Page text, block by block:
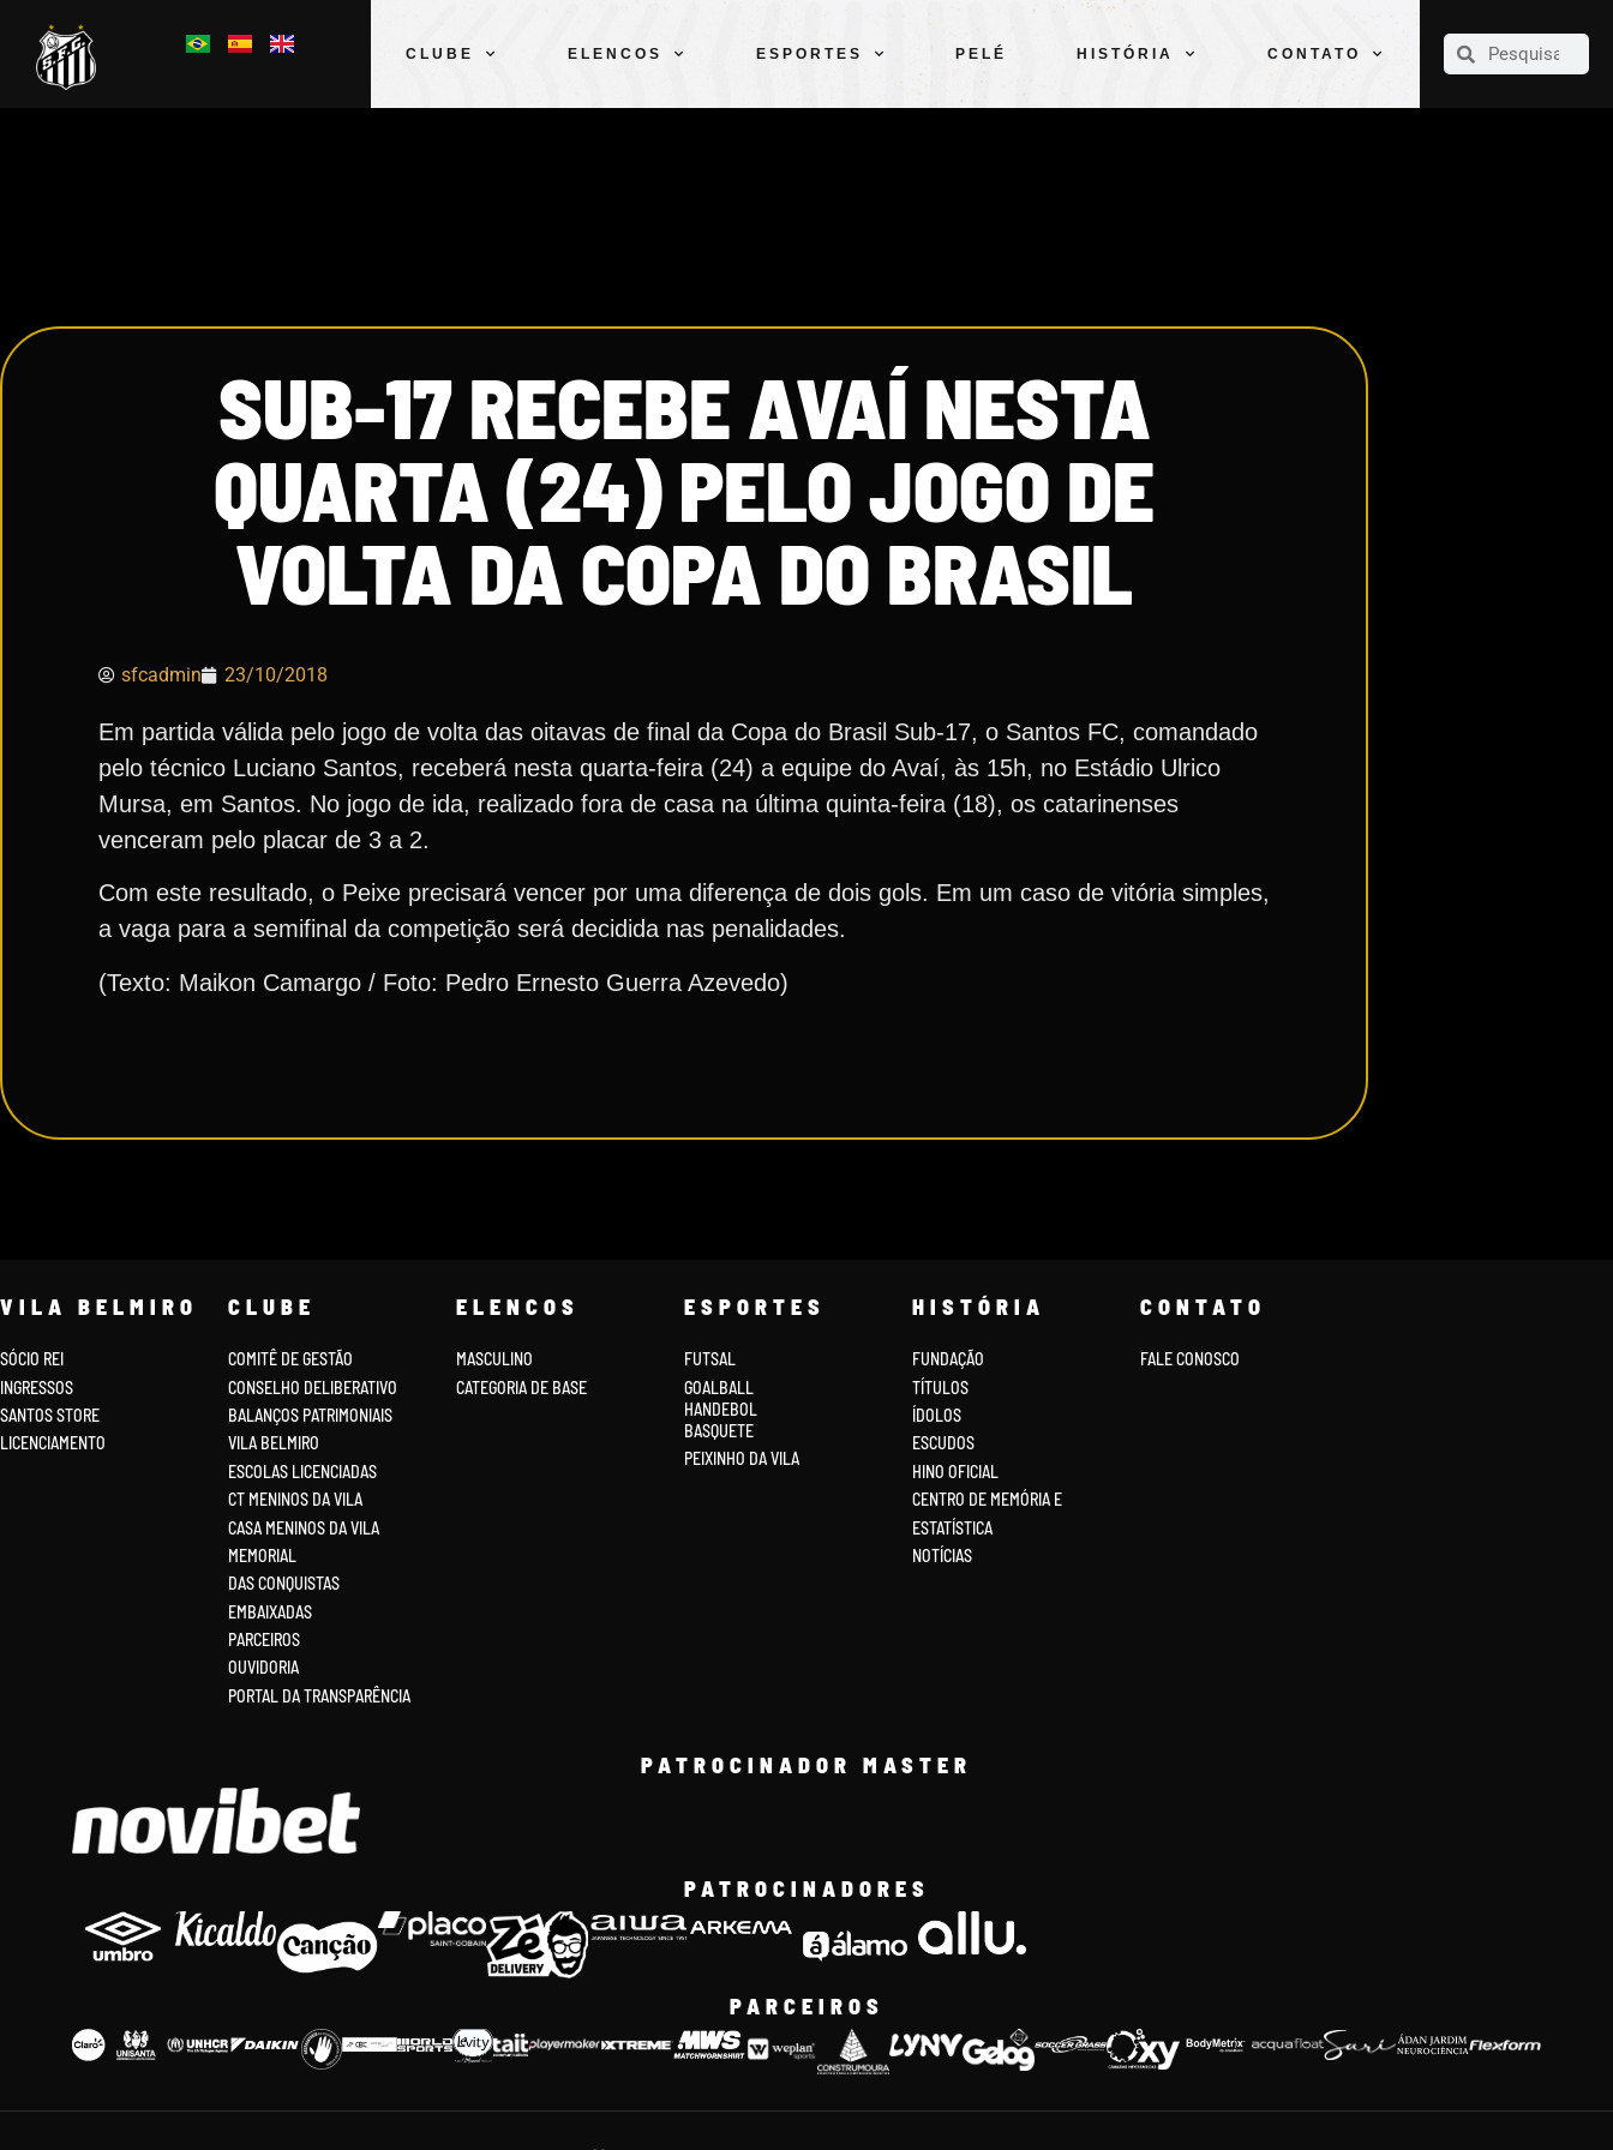
CLUBE ELENCOS ESPORTES PELÉ HISTÓRIA CONTATO
CLUBE
SUB-17 RECEBE AVAÍ NESTA
QUARTA (24) PELO JOGO DE
VOLTA DA COPA DO BRASIL
sfcadmin 23/10/2018
Em partida válida pelo jogo de volta das oitavas de final da Copa do Brasil Sub-17, o Santos FC, comandado
pelo técnico Luciano Santos, receberá nesta quarta-feira (24) a equipe do Avaí, às 15h, no Estádio Ulrico
Mursa, em Santos. No jogo de ida, realizado fora de casa na última quinta-feira (18), os catarinenses
venceram pelo placar de 3 a 2.
Com este resultado, o Peixe precisará vencer por uma diferença de dois gols. Em um caso de vitória simples,
a vaga para a semifinal da competição será decidida nas penalidades.
(Texto: Maikon Camargo / Foto: Pedro Ernesto Guerra Azevedo)
VILA BELMIRO
SÓCIO REI
INGRESSOS
SANTOS STORE
LICENCIAMENTO
CLUBE
COMITÊ DE GESTÃO
CONSELHO DELIBERATIVO
BALANÇOS PATRIMONIAIS
VILA BELMIRO
ESCOLAS LICENCIADAS
CT MENINOS DA VILA
CASA MENINOS DA VILA
MEMORIAL
DAS CONQUISTAS
EMBAIXADAS
PARCEIROS
OUVIDORIA
PORTAL DA TRANSPARÊNCIA
ELENCOS
MASCULINO
CATEGORIA DE BASE
ESPORTES
FUTSAL
GOALBALL
HANDEBOL
BASQUETE
PEIXINHO DA VILA
HISTÓRIA
FUNDAÇÃO
TÍTULOS
ÍDOLOS
ESCUDOS
HINO OFICIAL
CENTRO DE MEMÓRIA E
ESTATÍSTICA
NOTÍCIAS
CONTATO
FALE CONOSCO
PATROCINADOR MASTER
PATROCINADORES
PARCEIROS